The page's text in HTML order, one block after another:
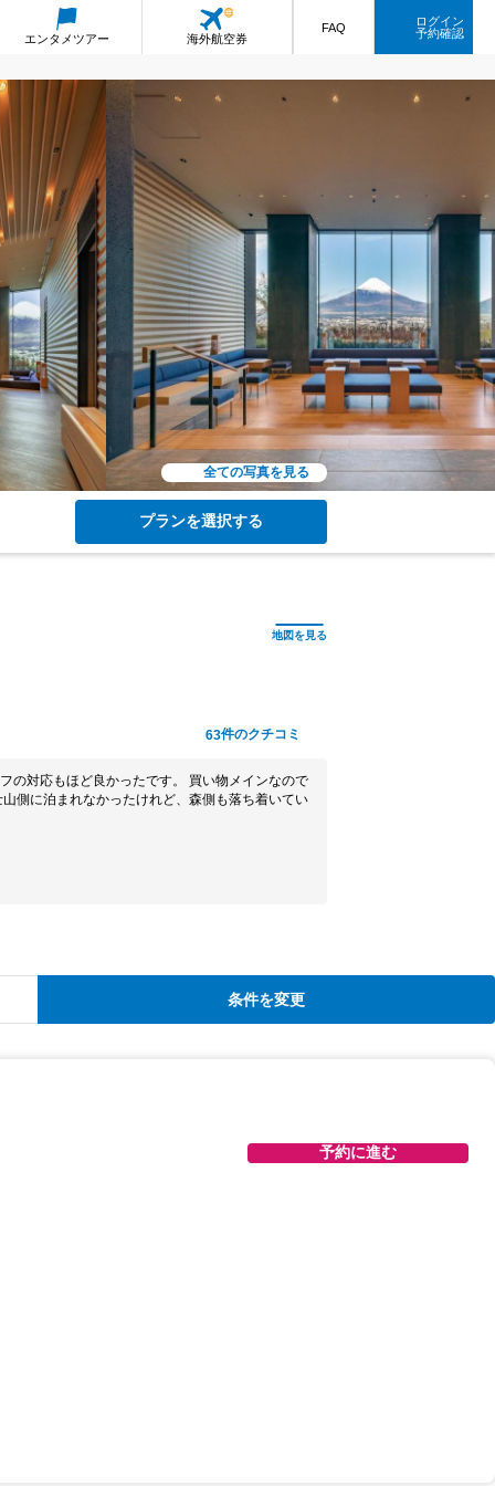
エンタメツアー 海外航空券
FAQ
ログイン
予約確認
全ての写真を見る
プランを選択する
63件のクチコミ
の対応もほど良かったです。 買い物メインなので
側に泊まれなかったけれど、森側も落ち着いてい
条件を変更
予約に進む